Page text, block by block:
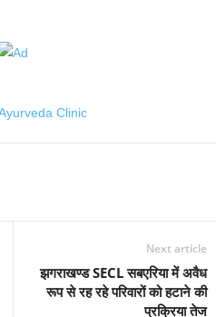
Next article
झगराखण्ड SECL सबएरिया में अवैध
रूप से रह रहे परिवारों को हटाने की
प्रक्रिया तेज